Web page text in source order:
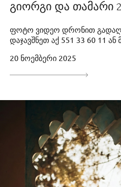
გიორგი და თამარი
ფოტო ვიდეო დრონით
დაჯავშნეთ აქ 551 33 60 11
20 ნოემბერი 2025